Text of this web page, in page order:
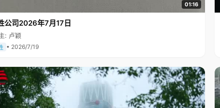
01:16
公司2026年7月17日
: 卢颖
• 2026/7/19